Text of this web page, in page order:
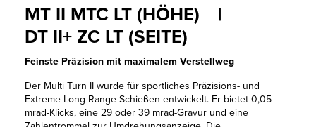
MT II MTC LT (HÖHE) |
DT II+ ZC LT (SEITE)
Feinste Präzision mit maximalem Verstellweg
Der Multi Turn II wurde für sportliches Präzisions- und
Extreme-Long-Range-Schießen entwickelt. Er bietet 0,05
mrad-Klicks, eine 29 oder 39 mrad-Gravur und eine